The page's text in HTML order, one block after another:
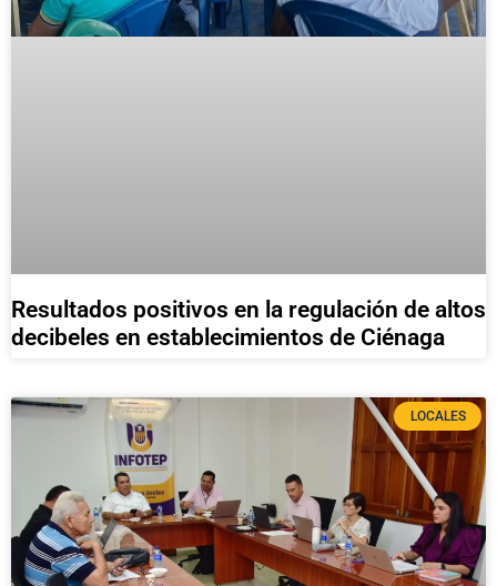
Resultados positivos en la regulación de altos
decibeles en establecimientos de Ciénaga
LOCALES